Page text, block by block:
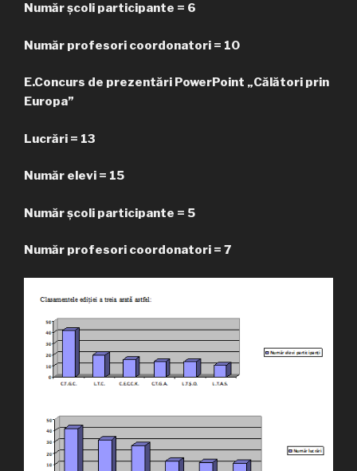
Număr școli participante = 6
Număr profesori coordonatori = 10
E.Concurs de prezentări PowerPoint „Călători prin
Europa”
Lucrări = 13
Număr elevi = 15
Număr școli participante = 5
Număr profesori coordonatori = 7